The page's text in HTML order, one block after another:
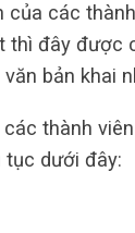
các
thì đây được
bản khai
thành
tục dưới đây: